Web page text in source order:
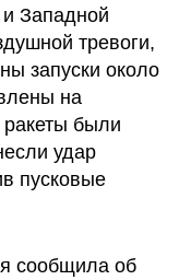
Западной
тревоги,
запуски около
на
были
удар
пусковые
сообщила об